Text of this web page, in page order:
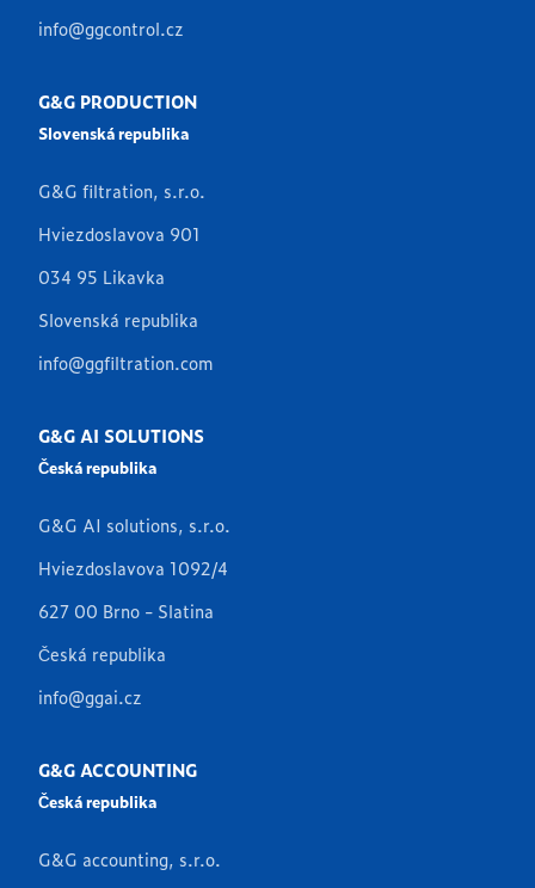
info@ggcontrol.cz
G&G PRODUCTION
Slovenská republika
G&G filtration, s.r.o.
Hviezdoslavova 901
034 95 Likavka
Slovenská republika
info@ggfiltration.com
G&G AI SOLUTIONS
Česká republika
G&G AI solutions, s.r.o.
Hviezdoslavova 1092/4
627 00 Brno - Slatina
Česká republika
info@ggai.cz
G&G ACCOUNTING
Česká republika
G&G accounting, s.r.o.